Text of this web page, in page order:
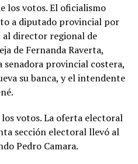
los votos. El oficialismo
a diputado provincial por
director regional de
de Fernanda Raverta,
senadora provincial costera,
su banca, y el intendente
votos. La oferta electoral
sección electoral llevó al
Pedro Camara.